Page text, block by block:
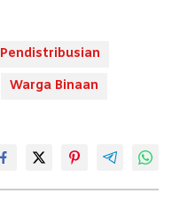
Pendistribusian
Warga Binaan